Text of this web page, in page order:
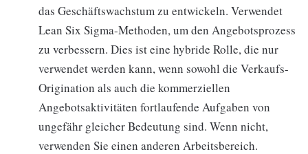
das Geschäftswachstum zu entwickeln. Verwendet
Lean Six Sigma-Methoden, um den Angebotsprozess
zu verbessern. Dies ist eine hybride Rolle, die nur
verwendet werden kann, wenn sowohl die Verkaufs-
Origination als auch die kommerziellen
Angebotsaktivitäten fortlaufende Aufgaben von
ungefähr gleicher Bedeutung sind. Wenn nicht,
verwenden Sie einen anderen Arbeitsbereich.